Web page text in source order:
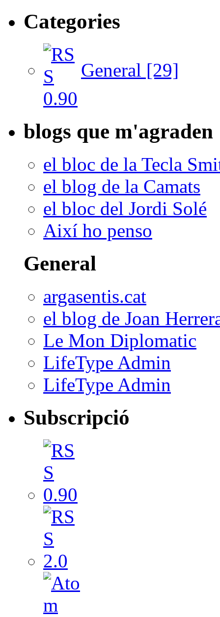
Categories
General [29]
blogs que m'agraden
el bloc de la Tecla
el blog de la Camats
el bloc del Jordi Solé
Així ho penso
General
argasentis.cat
el blog de Joan
Le Mon Diplomatic
LifeType Admin
LifeType Admin
Subscripció